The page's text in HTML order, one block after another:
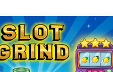
，并击败强大的泰坦。